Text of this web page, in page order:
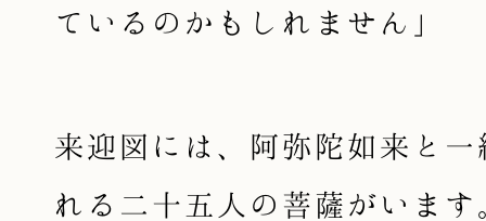
ているのかもしれません」
来迎図には、阿弥陀如来と
れる二十五人の菩薩がいま